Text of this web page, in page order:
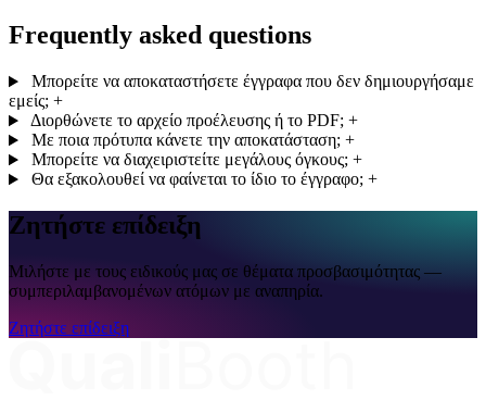
Frequently asked questions
Μπορείτε να αποκαταστήσετε έγγραφα που δεν δημιουργήσαμε
εμείς; +
Διορθώνετε το αρχείο προέλευσης ή το PDF; +
Με ποια πρότυπα κάνετε την αποκατάσταση; +
Μπορείτε να διαχειριστείτε μεγάλους όγκους; +
Θα εξακολουθεί να φαίνεται το ίδιο το έγγραφο; +
Ζητήστε επίδειξη
Μιλήστε με τους ειδικούς μας σε θέματα προσβασιμότητας —
συμπεριλαμβανομένων ατόμων με αναπηρία.
Ζητήστε επίδειξη